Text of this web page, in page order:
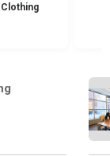
Clothing